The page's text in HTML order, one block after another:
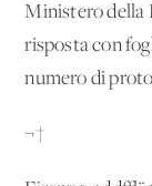
Ministero della
risposta con
numero di
¬†